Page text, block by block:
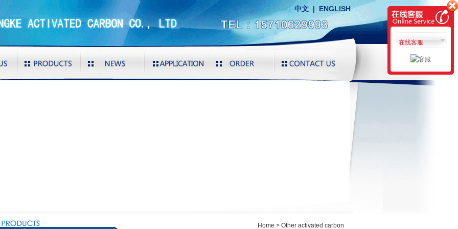
中文 | ENGLISH
Home > Other activated carbon
在线客服